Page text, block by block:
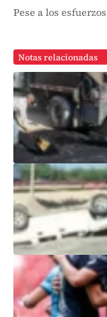
Pese a los
Notas relacionadas